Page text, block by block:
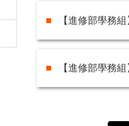
【進修部學務
【進修部學務